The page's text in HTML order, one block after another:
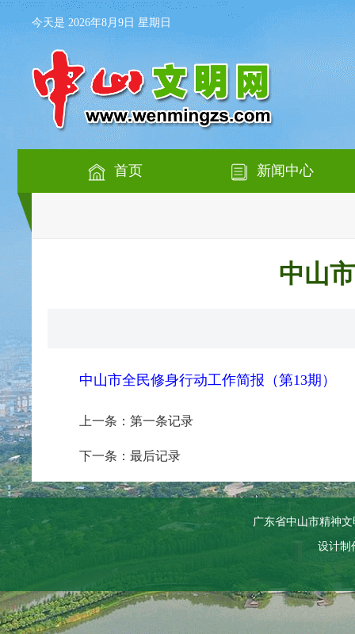
今天是 2026年8月9日 星期日
首页 新闻中心
中山
中山市全民修身行动工作简报（第13期）
上一条：第一条记录
下一条：最后记录
广东省中山市精神
设计制